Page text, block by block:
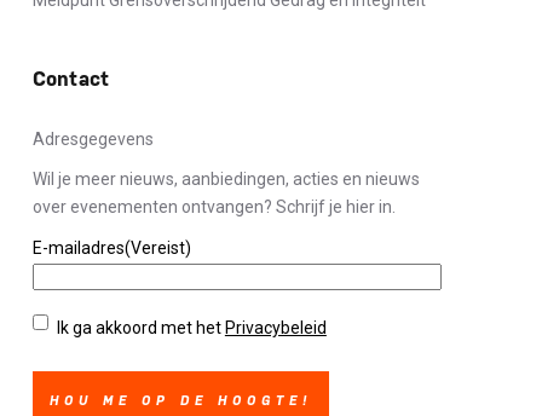
Contact
Adresgegevens
Wil je meer nieuws, aanbiedingen, acties en nieuws
over evenementen ontvangen? Schrijf je hier in.
E-mailadres(Vereist)
Privacybeleid(Vereist)
Ik ga akkoord met het Privacybeleid